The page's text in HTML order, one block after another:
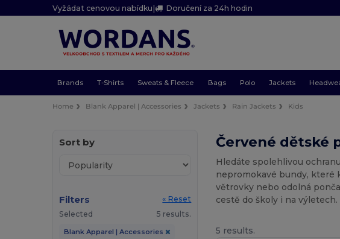
Vyžádat cenovou nabídku| Doručení za 24h hodin
Brands T-Shirts Sweats & Fleece Bags Polo Jackets
Home Blank Apparel | Accessories Jackets Rain Jackets Kids
Sort by
Filters
« Reset
Selected
5 results.
Blank Apparel | Accessories
Červené dětské
Hledáte spolehlivou
nepromokavé bundy, které
větrovky nebo odolná
cestě do školy i na výletech.
5 results.